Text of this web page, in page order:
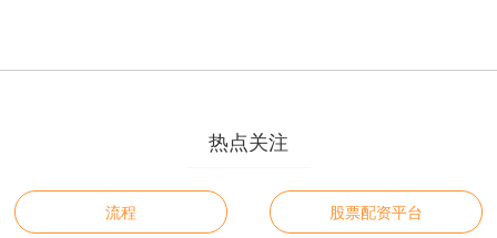
热点关注
流程 股票配资平台